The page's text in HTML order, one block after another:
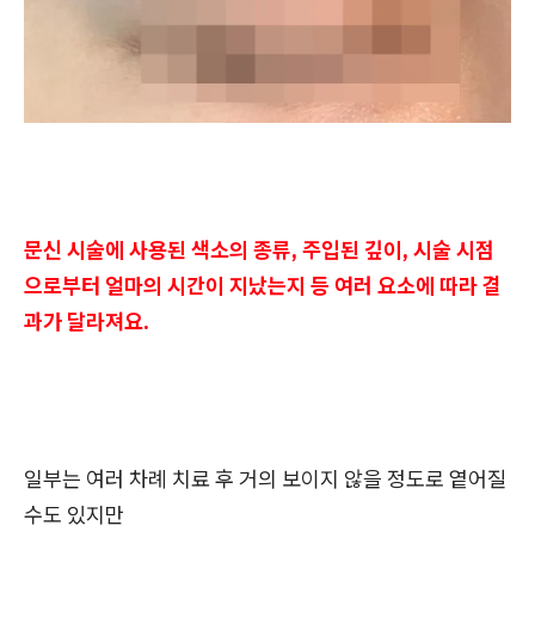
문신 시술에 사용된 색소의 종류, 주입된 깊이, 시술 시점
으로부터 얼마의 시간이 지났는지 등 여러 요소에 따라 결
과가 달라져요.
일부는 여러 차례 치료 후 거의 보이지 않을 정도로 옅어질
수도 있지만